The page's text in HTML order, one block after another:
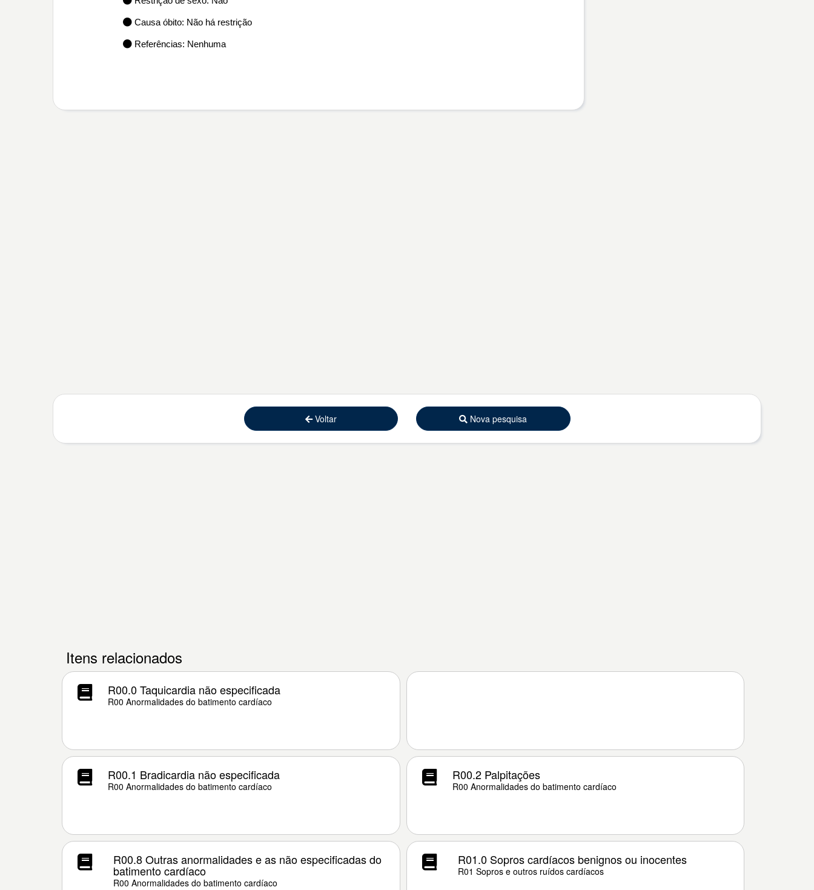
Causa óbito: Não há restrição
Referências: Nenhuma
Voltar Nova pesquisa
Itens relacionados
R00.0 Taquicardia não especificada
R00 Anormalidades do batimento cardíaco
R00.1 Bradicardia não especificada
R00 Anormalidades do batimento cardíaco
R00.2 Palpitações
R00 Anormalidades do batimento cardíaco
R00.8 Outras anormalidades e as não especificadas do
batimento cardíaco
R00 Anormalidades do batimento cardíaco
R01.0 Sopros cardíacos benignos ou inocentes
R01 Sopros e outros ruídos cardíacos